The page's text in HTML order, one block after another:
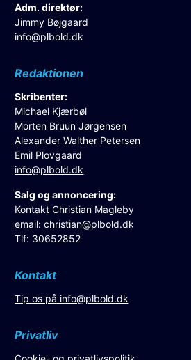
Adm. direktør:
Jimmy Bøjgaard
info@plbold.dk
Redaktionen
Skribenter:
Michael Kjærbøl
Morten Bruun Jørgensen
Alexander Walther Petersen
Emil Plovgaard
info@plbold.dk
Salg og annoncering:
Kontakt Christian Magleby
email:christian@plbold.dk
Tlf: 30652852
Kontakt
Tip os på info@plbold.dk
Privatliv